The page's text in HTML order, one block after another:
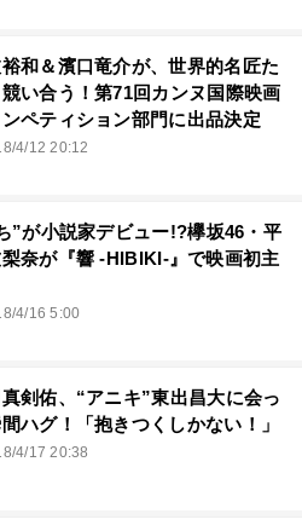
和＆濱口竜介が、世界的名匠た
い合う！第71回カンヌ国際映画
ペティション部門に出品決定
4/12 20:12
”が小説家デビュー!?欅坂46・平
奈が『響 -HIBIKI-』で映画初主
4/16 5:00
剣佑、“アニキ”東出昌大に会っ
ハグ！「抱きつくしかない！」
4/17 20:38